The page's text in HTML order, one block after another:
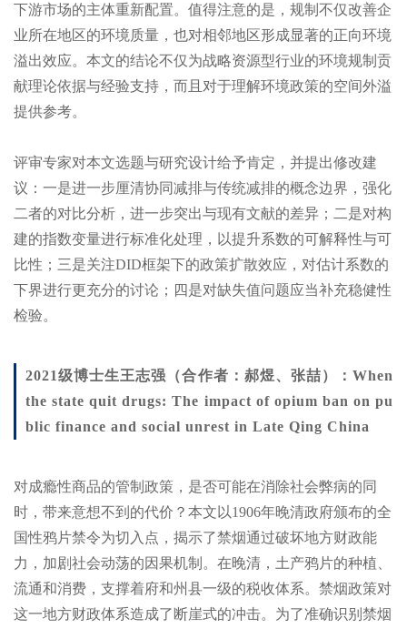
下游市场的主体重新配置。值得注意的是，规制不仅改善企
业所在地区的环境质量，也对相邻地区形成显著的正向环境
溢出效应。本文的结论不仅为战略资源型行业的环境规制贡
献理论依据与经验支持，而且对于理解环境政策的空间外溢
提供参考。
评审专家对本文选题与研究设计给予肯定，并提出修改建
议：一是进一步厘清协同减排与传统减排的概念边界，强化
二者的对比分析，进一步突出与现有文献的差异；二是对构
建的指数变量进行标准化处理，以提升系数的可解释性与可
比性；三是关注DID框架下的政策扩散效应，对估计系数的
下界进行更充分的讨论；四是对缺失值问题应当补充稳健性
检验。
2021级博士生王志强（合作者：郝煜、张喆）：When
the state quit drugs: The impact of opium ban on pu
blic finance and social unrest in Late Qing China
对成瘾性商品的管制政策，是否可能在消除社会弊病的同
时，带来意想不到的代价？本文以1906年晚清政府颁布的全
国性鸦片禁令为切入点，揭示了禁烟通过破坏地方财政能
力，加剧社会动荡的因果机制。在晚清，土产鸦片的种植、
流通和消费，支撑着府和州县一级的税收体系。禁烟政策对
这一地方财政体系造成了断崖式的冲击。为了准确识别禁烟